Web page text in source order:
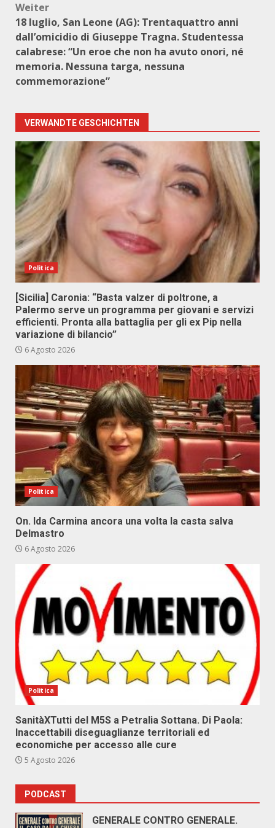
Weiter
18 luglio, San Leone (AG): Trentaquattro anni
dall’omicidio di Giuseppe Tragna. Studentessa
calabrese: “Un eroe che non ha avuto onori, né
memoria. Nessuna targa, nessuna
commemorazione”
VERWANDTE GESCHICHTEN
Politica
[Sicilia] Caronia: “Basta valzer di poltrone, a
Palermo serve un programma per giovani e servizi
efficienti. Pronta alla battaglia per gli ex Pip nella
variazione di bilancio”
6 Agosto 2026
Politica
On. Ida Carmina ancora una volta la casta salva
Delmastro
6 Agosto 2026
Politica
SanitàXTutti del M5S a Petralia Sottana. Di Paola:
Inaccettabili diseguaglianze territoriali ed
economiche per accesso alle cure
5 Agosto 2026
PODCAST
GENERALE CONTRO GENERALE.